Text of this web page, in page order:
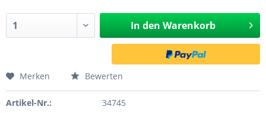
In den Warenkorb
Merken Bewerten
Artikel-Nr.: 34745